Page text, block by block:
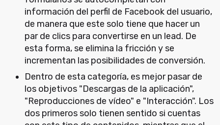
información del perfil de Facebook del usuario,
de manera que este solo tiene que hacer un
par de clics para convertirse en un lead. De
esta forma, se elimina la fricción y se
incrementan las posibilidades de conversión.
Dentro de esta categoría, es mejor pasar de
los objetivos "Descargas de la aplicación",
"Reproducciones de vídeo" e "Interacción". Los
dos primeros solo tienen sentido si cuentas